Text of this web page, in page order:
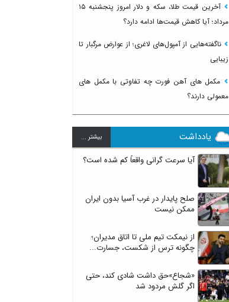
آخرین قیمت طلا، سکه و دلار امروز پنجشنبه ۱۵
مرداد؛ آیا کاهش قیمت‌ها ادامه دارد؟
ناگفته‌هایی از آمپول‌های لاغری؛ از عوارض مرگبار تا
زیبایی
مکمل های آهن فورت چه تفاوتی با مکمل های
معمولی دارند؟
یادداشت بيشتر ...
آیا سرعت گرانی واقعاً کم شده است؟
صلح پایدار در غرب آسیا بدون ایران
ممکن نیست
از نیمکت تیم ملی تا اتاق مدیران؛
چگونه ترس از شکست، جسارت...
«شجاع»حق داشت شادی کند، حتی
اگر گلش مردود شد